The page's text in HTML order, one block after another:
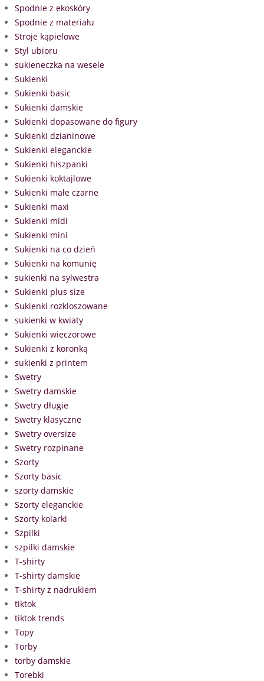
Spodnie z ekoskóry
Spodnie z materiału
Stroje kąpielowe
Styl ubioru
sukieneczka na wesele
Sukienki
Sukienki basic
Sukienki damskie
Sukienki dopasowane do figury
Sukienki dzianinowe
Sukienki eleganckie
Sukienki hiszpanki
Sukienki koktajlowe
Sukienki małe czarne
Sukienki maxi
Sukienki midi
Sukienki mini
Sukienki na co dzień
Sukienki na komunię
sukienki na sylwestra
Sukienki plus size
Sukienki rozkloszowane
sukienki w kwiaty
Sukienki wieczorowe
Sukienki z koronką
sukienki z printem
Swetry
Swetry damskie
Swetry długie
Swetry klasyczne
Swetry oversize
Swetry rozpinane
Szorty
Szorty basic
szorty damskie
Szorty eleganckie
Szorty kolarki
Szpilki
szpilki damskie
T-shirty
T-shirty damskie
T-shirty z nadrukiem
tiktok
tiktok trends
Topy
Torby
torby damskie
Torebki